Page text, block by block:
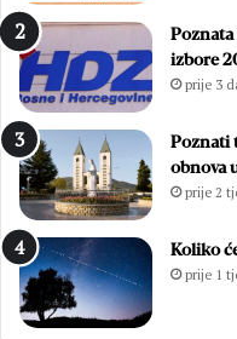
Poznata
izbore
prije 3
Poznati
obnova
prije 2
Koliko
prije 1